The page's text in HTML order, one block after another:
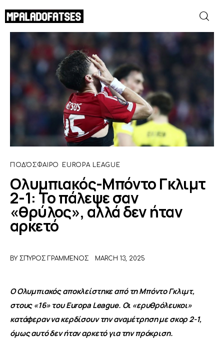
Ολυμπιακός-Μπόντο Γκλιμτ 2-1: Το
πάλεψε σαν «θρύλος», αλλά δεν ήταν
αρκετό
SHARE POSTΜΟΥΝΤΙΑΛ 2026
ΠΟΔΟΣΦΑΙΡΟ
ΜΠΑΣΚΕΤ
ΣΠΟΡ
BLOGS
BEYOND SPORTS
ΠΟΔΌΣΦΑΙΡΟ EUROPA LEAGUE
Ολυμπιακός-Μπόντο Γκλιμτ
2-1: Το πάλεψε σαν
«θρύλος», αλλά δεν ήταν
αρκετό
BY ΣΠΎΡΟΣ ΓΡΑΜΜΈΝΟΣ MARCH 13, 2025
Ο Ολυμπιακός αποκλείστηκε από τη Μπόντο Γκλιμτ,
στους «16» του Europa League. Οι «ερυθρόλευκοι»
κατάφεραν να κερδίσουν την αναμέτρηση με σκορ 2-1,
όμως αυτό δεν ήταν αρκετό για την πρόκριση.